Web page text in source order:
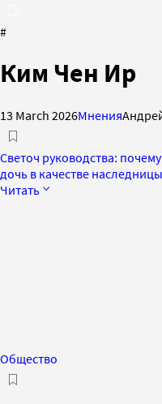
#
Ким Чен Ир
13 March 2026Мнения
Светоч руководства:
дочь в качестве наследницы
Читать
Общество